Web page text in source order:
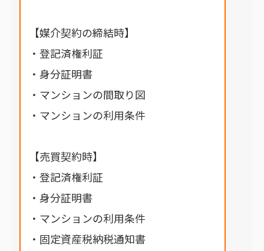
【媒介契約の締結時】
・登記済権利証
・身分証明書
・マンションの間取り図
・マンションの利用条件
【売買契約時】
・登記済権利証
・身分証明書
・マンションの利用条件
・固定資産税納税通知書